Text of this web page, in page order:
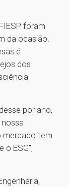
foram
da ocasião.
é
dos
por ano,
mercado tem
ESG”,